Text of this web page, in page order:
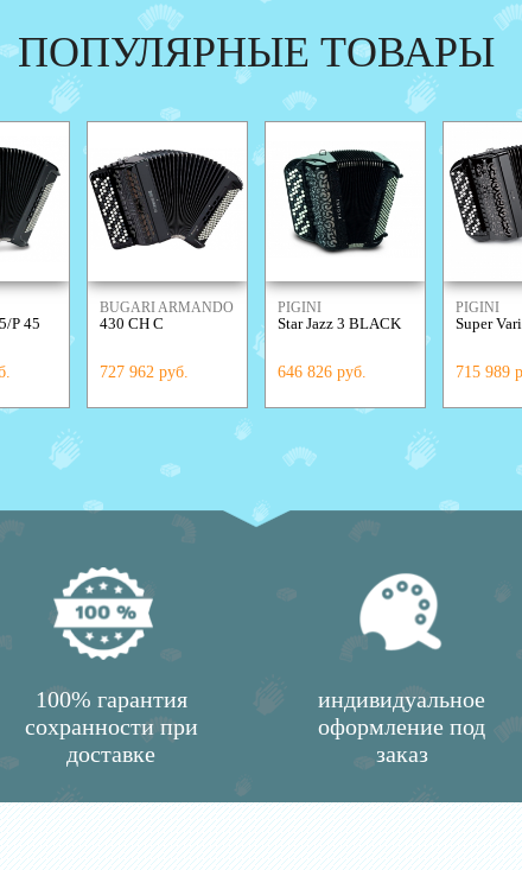
ПОПУЛЯРНЫЕ ТОВАРЫ
P 45
BUGARI ARMANDO
430 CH C
727 962 руб.
PIGINI
Star Jazz 3 BLACK
646 826 руб.
PIGINI
Super
715 989
100% гарантия
сохранности при
доставке
индивидуальное
оформление под
заказ